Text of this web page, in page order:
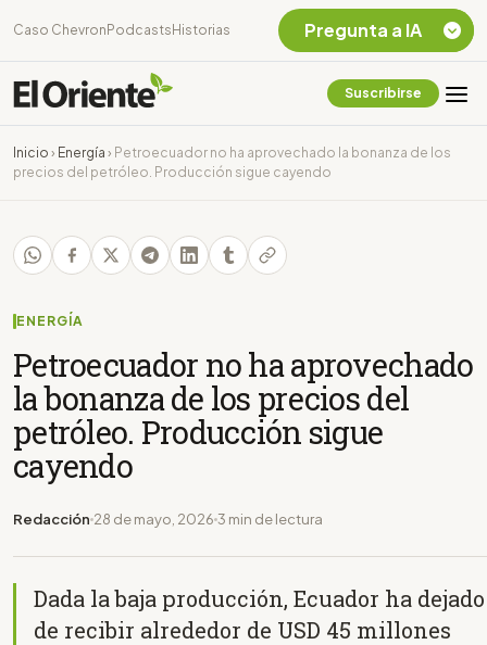
Caso Chevron Podcasts Historias
Suscribirse
Inicio › Energía › Petroecuador no ha aprovechado la bonanza de los
precios del petróleo. Producción sigue cayendo
ENERGÍA
Petroecuador no ha aprovechado
la bonanza de los precios del
petróleo. Producción sigue
cayendo
Redacción 28 de mayo, 2026 3 min de lectura
Dada la baja producción, Ecuador ha dejado
de recibir alrededor de USD 45 millones
Pregunta a IA
Chevron Ecuador